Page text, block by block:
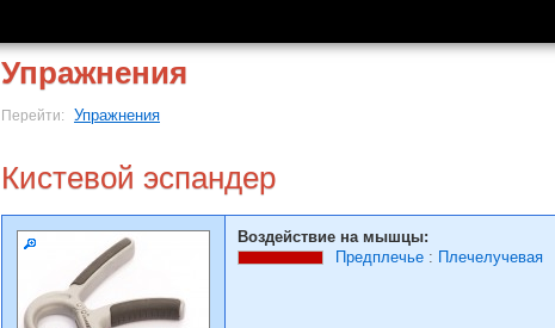
Упражнения
Перейти: Упражнения
Кистевой эспандер
Воздействие на мышцы:
Предплечье : Плечелучевая